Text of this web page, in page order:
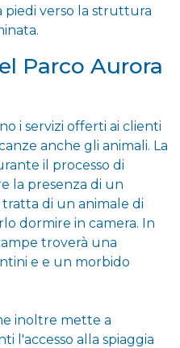
piedi verso la struttura
Parco Aurora
i servizi offerti ai clienti
anche gli animali. La
il processo di
la presenza di un
tratta di un animale di
dormire in camera. In
troverà una
e e un morbido
inoltre mette a
l'accesso alla spiaggia